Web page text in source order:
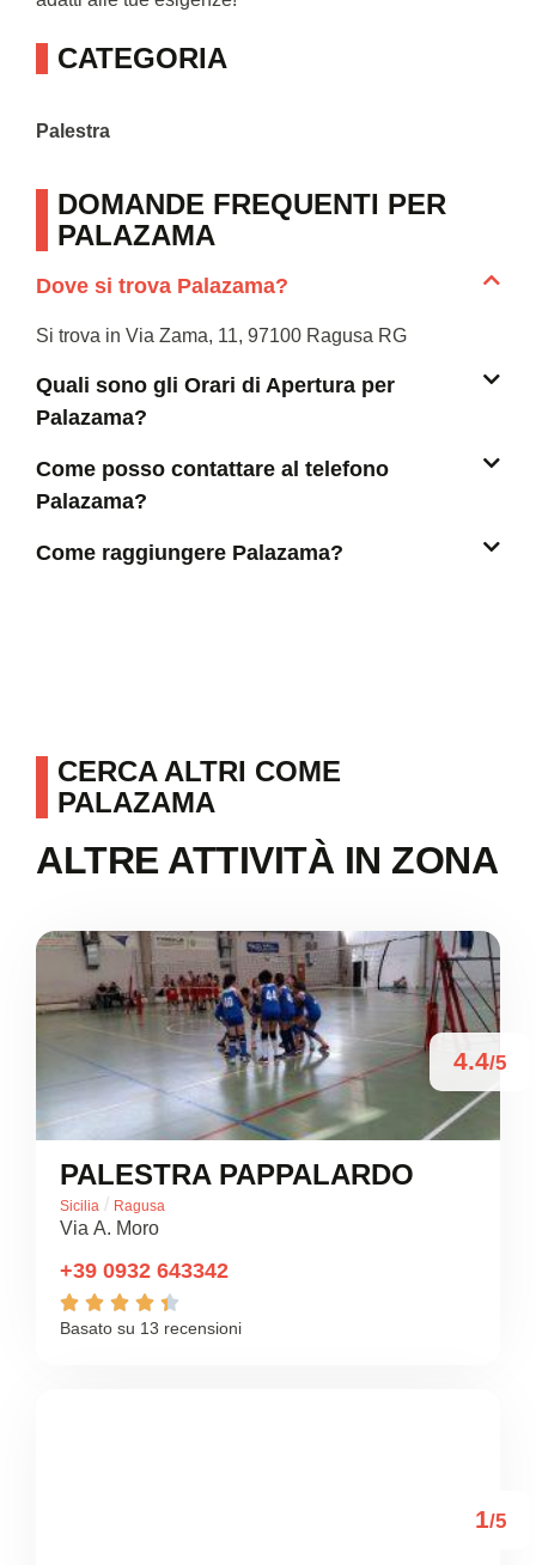
CATEGORIA
Palestra
DOMANDE FREQUENTI PER
PALAZAMA
Dove si trova Palazama?
Si trova in Via Zama, 11, 97100 Ragusa RG
Quali sono gli Orari di Apertura per
Palazama?
Come posso contattare al telefono
Palazama?
Come raggiungere Palazama?
CERCA ALTRI COME
PALAZAMA
ALTRE ATTIVITÀ IN ZONA
4.4/5
PALESTRA PAPPALARDO
Sicilia / Ragusa
Via A. Moro
+39 0932 643342
    
Basato su 13 recensioni
1/5